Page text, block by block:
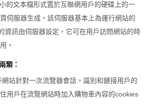
的文本檔形式置於互聯網用戶的硬碟上的一
伺服器生成，該伺服器基本上為運行網站的
資訊由伺服器設定，它可在用戶訪問網站的時
。
類：
站針對一次流覽器會話，識別和鏈接用戶的
用戶在流覽網站時加入購物車內容的cookies